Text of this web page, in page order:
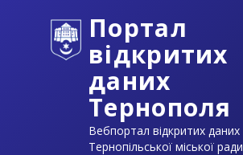
Портал
відкритих
даних
Тернополя
Вебпортал відкритих даних
Тернопільської міської ради